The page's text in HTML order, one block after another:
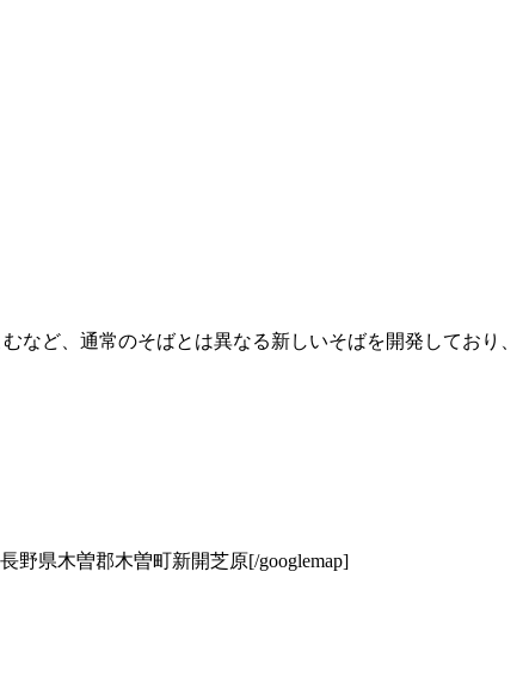
など、通常のそばとは異なる新しいそばを開発しており、
長野県木曽郡木曽町新開芝原[/googlemap]